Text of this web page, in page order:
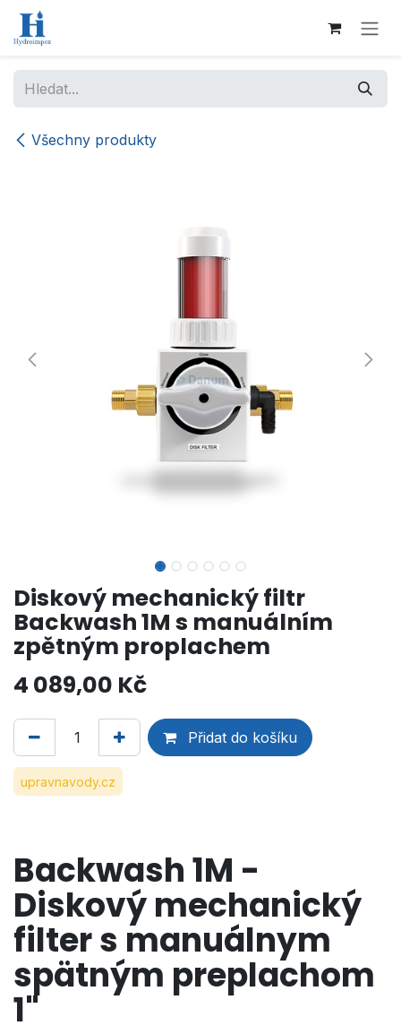
Přejít na obsah
Všechny produkty
Diskový mechanický filtr
Backwash 1M s manuálním
zpětným proplachem
4 089,00 Kč
Přidat do košíku
upravnavody.cz
​Backwash 1M -
Diskový mechanický
filter s manuálnym
spätným preplachom
1"